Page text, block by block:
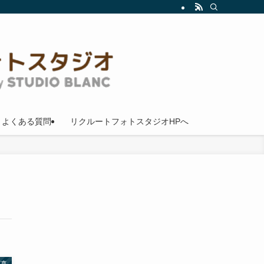
よくある質問 リクルートフォトスタジオHPへ